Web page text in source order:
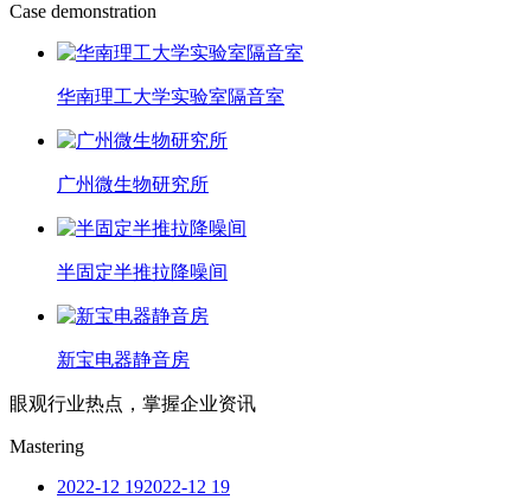
Case demonstration
华南理工大学实验室隔音室
广州微生物研究所
半固定半推拉降噪间
新宝电器静音房
眼观行业热点，掌握企业资讯
Mastering
2022-12 192022-12 19